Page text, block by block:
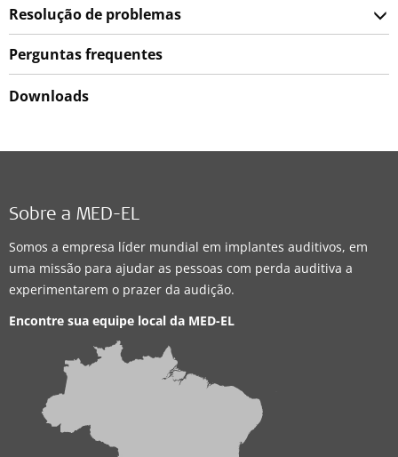
Resolução de problemas
Perguntas frequentes
Downloads
Sobre a MED-EL
Somos a empresa líder mundial em implantes auditivos, em
uma missão para ajudar as pessoas com perda auditiva a
experimentarem o prazer da audição.
Encontre sua equipe local da MED-EL